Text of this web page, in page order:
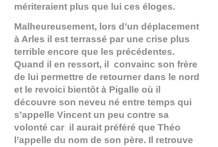
mériteraient plus que lui ces éloges.
Malheureusement, lors d’un déplacement
à Arles il est terrassé par une crise plus
terrible encore que les précédentes.
Quand il en ressort, il convainc son frère
de lui permettre de retourner dans le nord
et le revoici bientôt à Pigalle où il
découvre son neveu né entre temps qui
s’appelle Vincent un peu contre sa
volonté car il aurait préféré que Théo
l’appelle du nom de son père. Il retrouve